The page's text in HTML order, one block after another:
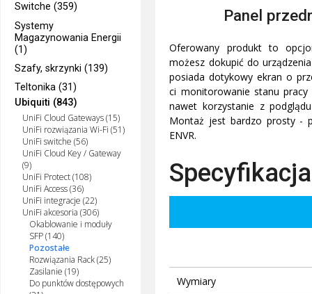
Switche (359)
Systemy
Magazynowania Energii
(1)
Szafy, skrzynki (139)
Teltonika (31)
Ubiquiti (843)
UniFi Cloud Gateways (15)
UniFi rozwiązania Wi-Fi (51)
UniFi switche (56)
UniFi Cloud Key / Gateway
(9)
UniFi Protect (108)
UniFi Access (36)
UniFi integracje (22)
UniFi akcesoria (306)
Okablowanie i moduły
SFP (140)
Pozostałe
Rozwiązania Rack (25)
Zasilanie (19)
Do punktów dostępowych
Panel
Oferowany produkt to
możesz dokupić do
posiada dotykowy ekran o
ci monitorowanie stanu
nawet korzystanie z
Montaż jest bardzo prosty -
ENVR.
Specyfikacja
Wymiary